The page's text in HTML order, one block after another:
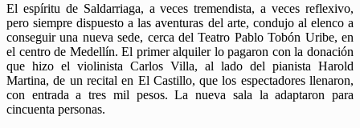
El espíritu de Saldarriaga, a veces tremendista, a veces reflexivo,
pero siempre dispuesto a las aventuras del arte, condujo al elenco a
conseguir una nueva sede, cerca del Teatro Pablo Tobón Uribe, en
el centro de Medellín. El primer alquiler lo pagaron con la donación
que hizo el violinista Carlos Villa, al lado del pianista Harold
Martina, de un recital en El Castillo, que los espectadores llenaron,
con entrada a tres mil pesos. La nueva sala la adaptaron para
cincuenta personas.